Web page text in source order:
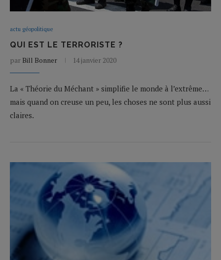
actu géopolitique
QUI EST LE TERRORISTE ?
par Bill Bonner 14 janvier 2020
La « Théorie du Méchant » simplifie le monde à l’extrême…
mais quand on creuse un peu, les choses ne sont plus aussi
claires.